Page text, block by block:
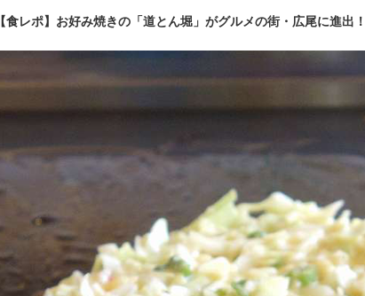
【食レポ】お好み焼きの「道とん堀」がグルメの街・広尾に進